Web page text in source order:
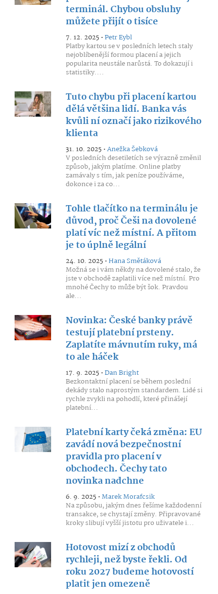
terminál. Chybou obsluhy
můžete přijít o tisíce
7. 12. 2025 •Petr Eybl
Platby kartou se v posledních letech staly
nejoblíbenější formou placení a jejich
popularita neustále narůstá. To dokazují i
statistiky....
Tuto chybu při placení kartou
dělá většina lidí. Banka vás
kvůli ní označí jako rizikového
klienta
31. 10. 2025 •Anežka Šebková
V posledních desetiletích se výrazně změnil
způsob, jakým platíme. Online platby
zamávaly s tím, jak peníze používáme,
dokonce i za co...
Tohle tlačítko na terminálu je
důvod, proč Češi na dovolené
platí víc než místní. A přitom
je to úplně legální
24. 10. 2025 •Hana Smětáková
Možná se i vám někdy na dovolené stalo, že
jste v obchodě zaplatili více než místní. Pro
mnohé Čechy to může být šok. Pravdou
ale...
Novinka: České banky právě
testují platební prsteny.
Zaplatíte mávnutím ruky, má
to ale háček
17. 9. 2025 •Dan Bright
Bezkontaktní placení se během poslední
dekády stalo naprostým standardem. Lidé si
rychle zvykli na pohodlí, které přinášejí
platební...
Platební karty čeká změna: EU
zavádí nová bezpečnostní
pravidla pro placení v
obchodech. Čechy tato
novinka nadchne
6. 9. 2025 •Marek Morafcsik
Na způsobu, jakým dnes řešíme každodenní
transakce, se chystají změny. Připravované
kroky slibují vyšší jistotu pro uživatele i...
Hotovost mizí z obchodů
rychleji, než byste řekli. Od
roku 2027 budeme hotovostí
platit jen omezeně